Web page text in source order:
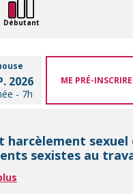
Débutant
2026
- 7h
ME PRÉ-INSCRIRE
harcèlement sexuel
sexistes au